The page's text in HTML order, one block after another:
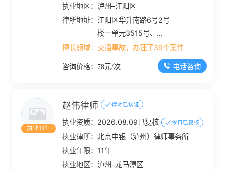
执业地区：泸州–江阳区
律所地址：江阳区华升南路6号2号
楼一单元3515号、
3516号
擅长领域： 交通事故，办理了39个案件
咨询价格：78元/次 电话咨询
执业11年
赵伟律师 律师已认证
执业资质： 2026.08.09已复核 今日已复核
执业律所：北京中银（泸州）律师事务所
执业年限： 11年
执业地区：泸州–龙马潭区